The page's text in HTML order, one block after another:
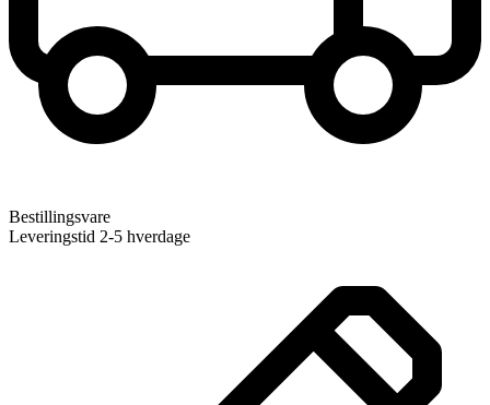
Bestillingsvare
Leveringstid 2-5 hverdage